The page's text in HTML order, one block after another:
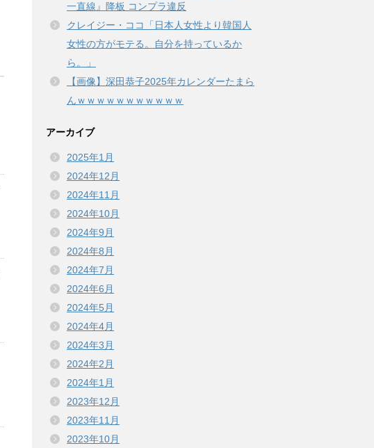
一直線』降板 コンプラ違反
クレイジー・ココ「日本人女性より韓国人
女性の方がモテる。自分を持っているか
ら。」
【画像】深田恭子2025年カレンダーたまら
んｗｗｗｗｗｗｗｗｗｗｗ
アーカイブ
2025年1月
2024年12月
2024年11月
2024年10月
2024年9月
2024年8月
2024年7月
2024年6月
2024年5月
2024年4月
2024年3月
2024年2月
2024年1月
2023年12月
2023年11月
2023年10月